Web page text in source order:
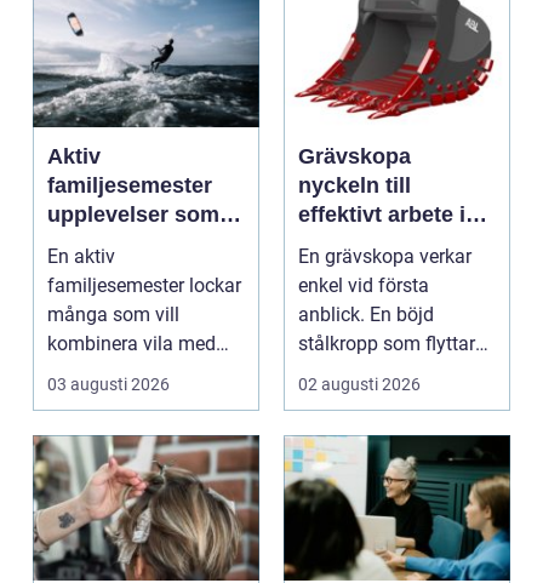
Aktiv
familjesemester
upplevelser som
alla i familjen
minns
En aktiv
familjesemester lockar
många som vill
kombinera vila med
rörelse, gemenskap
03 augusti 2026
Grävskopa
nyckeln till
effektivt arbete i
mark och material
En grävskopa verkar
enkel vid första
anblick. En böjd
stålkropp som flyttar
jord, sten eller
02 augusti 2026